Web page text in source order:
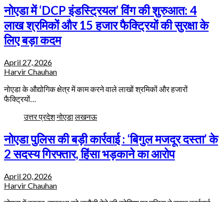
नोएडा में ‘DCP इंडस्ट्रियल’ विंग की शुरुआत: 4
लाख श्रमिकों और 15 हजार फैक्ट्रियों की सुरक्षा के
लिए बड़ा कदम
April 27, 2026
Harvir Chauhan
नोएडा के औद्योगिक क्षेत्र में काम करने वाले लाखों श्रमिकों और हजारों
फैक्ट्रियों…
उत्तर प्रदेशनोएडालखनऊ
नोएडा पुलिस की बड़ी कार्रवाई : ‘बिगुल मजदूर दस्ता’ के
2 सदस्य गिरफ्तार, हिंसा भड़काने का आरोप
April 20, 2026
Harvir Chauhan